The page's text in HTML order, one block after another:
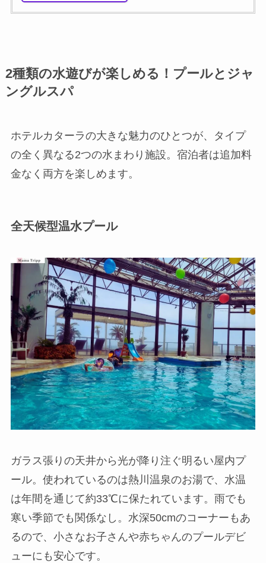
2種類の水遊びが楽しめる！プールとジャ
ングルスパ
ホテルカターラの大きな魅力のひとつが、タイプ
の全く異なる2つの水まわり施設。宿泊者は追加料
金なく両方を楽しめます。
全天候型温水プール
ガラス張りの天井から光が降り注ぐ明るい屋内プ
ール。使われているのは熱川温泉のお湯で、水温
は年間を通じて約33℃に保たれています。雨でも
寒い季節でも関係なし。水深50cmのコーナーもあ
るので、小さなお子さんや赤ちゃんのプールデビ
ューにも安心です。